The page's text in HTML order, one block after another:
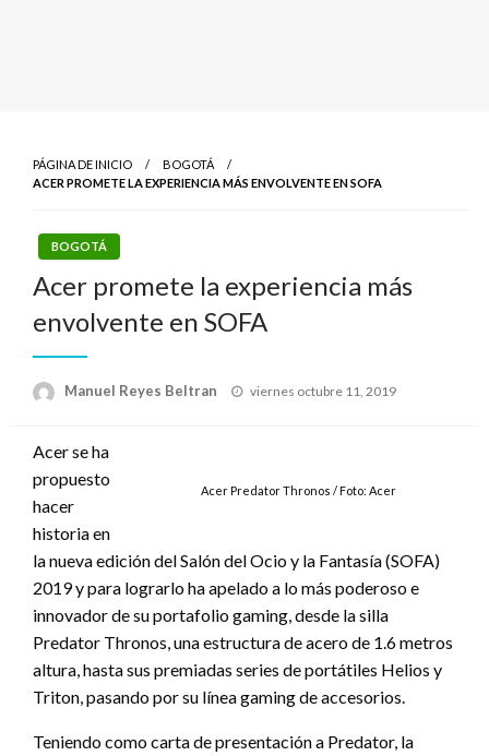
PÁGINA DE INICIO
BOGOTÁ
ACER PROMETE LA EXPERIENCIA MÁS ENVOLVENTE EN SOFA
BOGOTÁ
Acer promete la experiencia más
envolvente en SOFA
Manuel Reyes Beltran
Publicado
viernes octubre 11, 2019
Acer Predator Thronos / Foto: Acer
Acer se ha
propuesto
hacer
historia en
la nueva edición del Salón del Ocio y la Fantasía (SOFA)
2019 y para lograrlo ha apelado a lo más poderoso e
innovador de su portafolio gaming, desde la silla
Predator Thronos, una estructura de acero de 1.6 metros
altura, hasta sus premiadas series de portátiles Helios y
Triton, pasando por su línea gaming de accesorios.
Teniendo como carta de presentación a Predator, la